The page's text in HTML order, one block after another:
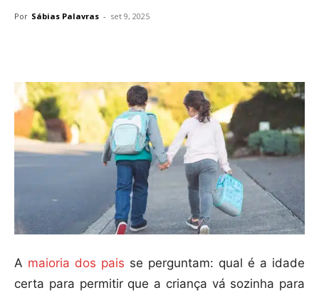
Por Sábias Palavras - set 9, 2025
A maioria dos pais se perguntam: qual é a idade
certa para permitir que a criança vá sozinha para